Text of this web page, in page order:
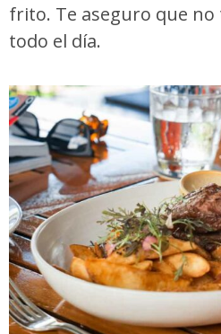
frito. Te aseguro que
todo el día.